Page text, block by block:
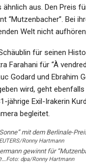
aus. Den Preis
“Mutzenbacher”. Bei
Welt nicht
für seinen
Farahani für “À
Godard und Ebrahim
wird, geht
Exil-Irakerin
begleitet.
mit dem Berlinale-
Ronny Hartmann
gewinnt für
Foto: dpa/Ronny Hartmann